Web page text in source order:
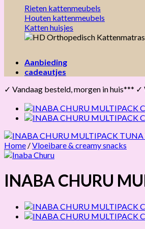
Rieten kattenmeubels
Houten kattenmeubels
Katten huisjes
Aanbieding
cadeautjes
✓ Vandaag besteld, morgen in huis***
Home /Vloeibare & creamy snacks
INABA CHURU